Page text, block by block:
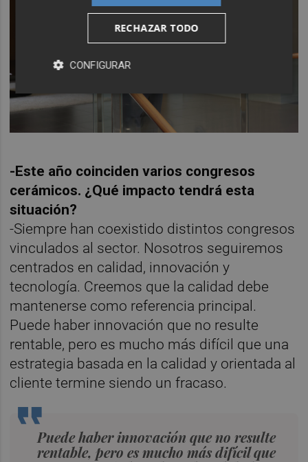
-Este año coinciden varios congresos
cerámicos. ¿Qué impacto tendrá esta
situación?
-Siempre han coexistido distintos congresos
vinculados al sector. Nosotros seguiremos
centrados en calidad, innovación y
tecnología. Creemos que la calidad debe
mantenerse como referencia principal.
Puede haber innovación que no resulte
rentable, pero es mucho más difícil que una
estrategia basada en la calidad y orientada al
cliente termine siendo un fracaso.
Puede haber innovación que no resulte
rentable, pero es mucho más difícil que
RECHAZAR TODO
CONFIGURAR